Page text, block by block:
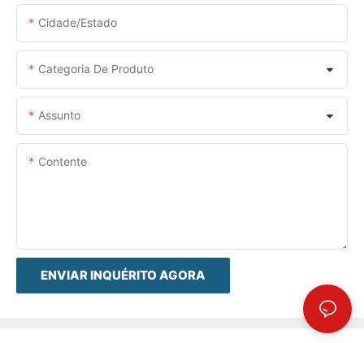
Cidade/estado
Categoria De Produto
Assunto
Contente
ENVIAR INQUÉRITO AGORA